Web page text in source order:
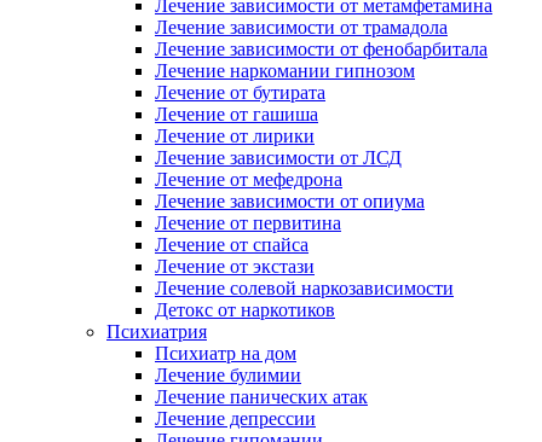
Лечение зависимости от метамфетамина
Лечение зависимости от трамадола
Лечение зависимости от фенобарбитала
Лечение наркомании гипнозом
Лечение от бутирата
Лечение от гашиша
Лечение от лирики
Лечение зависимости от ЛСД
Лечение от мефедрона
Лечение зависимости от опиума
Лечение от первитина
Лечение от спайса
Лечение от экстази
Лечение солевой наркозависимости
Детокс от наркотиков
Психиатрия
Психиатр на дом
Лечение булимии
Лечение панических атак
Лечение депрессии